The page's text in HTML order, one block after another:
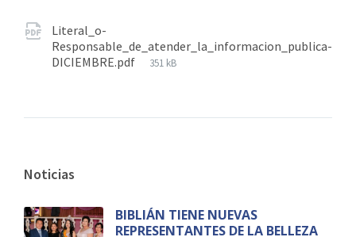
Literal_o-
Responsable_de_atender_la_informacion_publica-
DICIEMBRE.pdf
351 kB
Noticias
BIBLIÁN TIENE NUEVAS
REPRESENTANTES DE LA BELLEZA